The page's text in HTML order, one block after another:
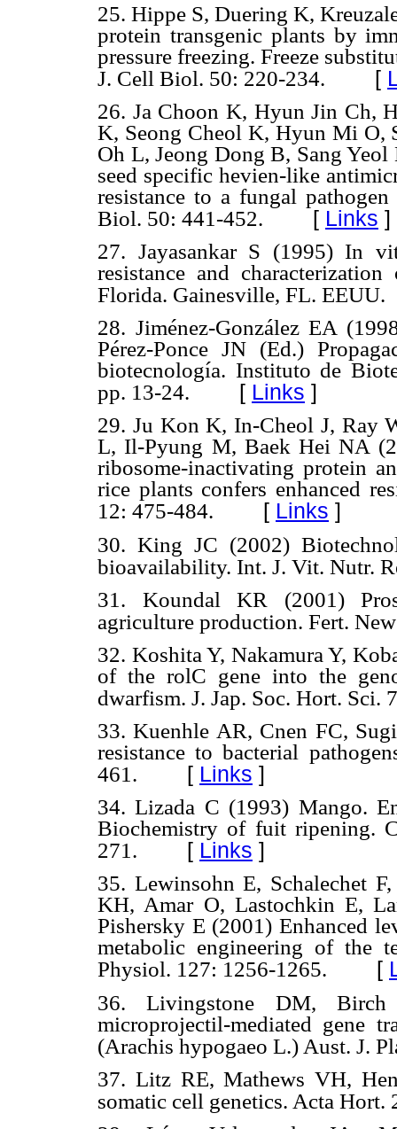
25. Hippe S, Duering K,
protein transgenic plants by
pressure freezing. Freeze
J. Cell Biol. 50: 220-234. [
26. Ja Choon K, Hyun Jin Ch,
K, Seong Cheol K, Hyun Mi O,
Oh L, Jeong Dong B, Sang
seed specific hevien-like
resistance to a fungal
Biol. 50: 441-452. [ Links ]
27. Jayasankar S (1995) In
resistance and
Florida. Gainesville, FL. EEUU.
28. Jiménez-González EA
Pérez-Ponce JN (Ed.)
biotecnología. Instituto de
pp. 13-24. [ Links ]
29. Ju Kon K, In-Cheol J, Ray
L, Il-Pyung M, Baek Hei NA
ribosome-inactivating protein
rice plants confers enhanced
12: 475-484. [ Links ]
30. King JC (2002)
bioavailability. Int. J. Vit. Nutr.
31. Koundal KR (2001)
agriculture production. Fert.
32. Koshita Y, Nakamura Y,
of the rolC gene into the
dwarfism. J. Jap. Soc. Hort. Sci.
33. Kuenhle AR, Cnen FC,
resistance to bacterial
461. [ Links ]
34. Lizada C (1993) Mango.
Biochemistry of fuit ripening.
271. [ Links ]
35. Lewinsohn E, Schalechet
KH, Amar O, Lastochkin E,
Pishersky E (2001) Enhanced
metabolic engineering of the
Physiol. 127: 1256-1265. [
36. Livingstone DM, Birch
microprojectil-mediated gene
(Arachis hypogaeo L.) Aust. J.
37. Litz RE, Mathews VH,
somatic cell genetics. Acta Hort.